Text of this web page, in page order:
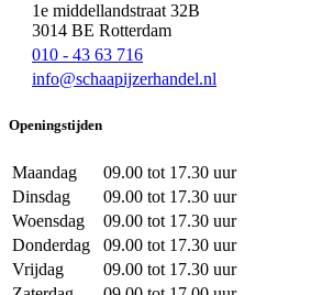
1e middellandstraat 32B
3014 BE Rotterdam
010 - 43 63 716
info@schaapijzerhandel.nl
Openingstijden
Maandag
09.00 tot 17.30 uur
Dinsdag
09.00 tot 17.30 uur
Woensdag
09.00 tot 17.30 uur
Donderdag
09.00 tot 17.30 uur
Vrijdag
09.00 tot 17.30 uur